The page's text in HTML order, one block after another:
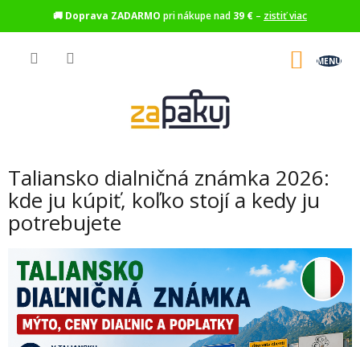
🚚 Doprava ZADARMO pri nákupe nad 39 € – zistiť viac
Taliansko dialničná známka 2026:
kde ju kúpiť, koľko stojí a kedy ju
potrebujete